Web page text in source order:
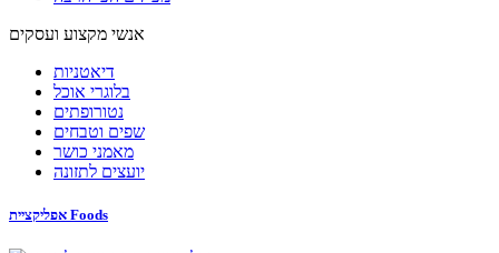
אנשי מקצוע ועסקים
דיאטניות
בלוגרי אוכל
נטורופתים
שפים וטבחים
מאמני כושר
יועצים לתזונה
אפליקציית Foods